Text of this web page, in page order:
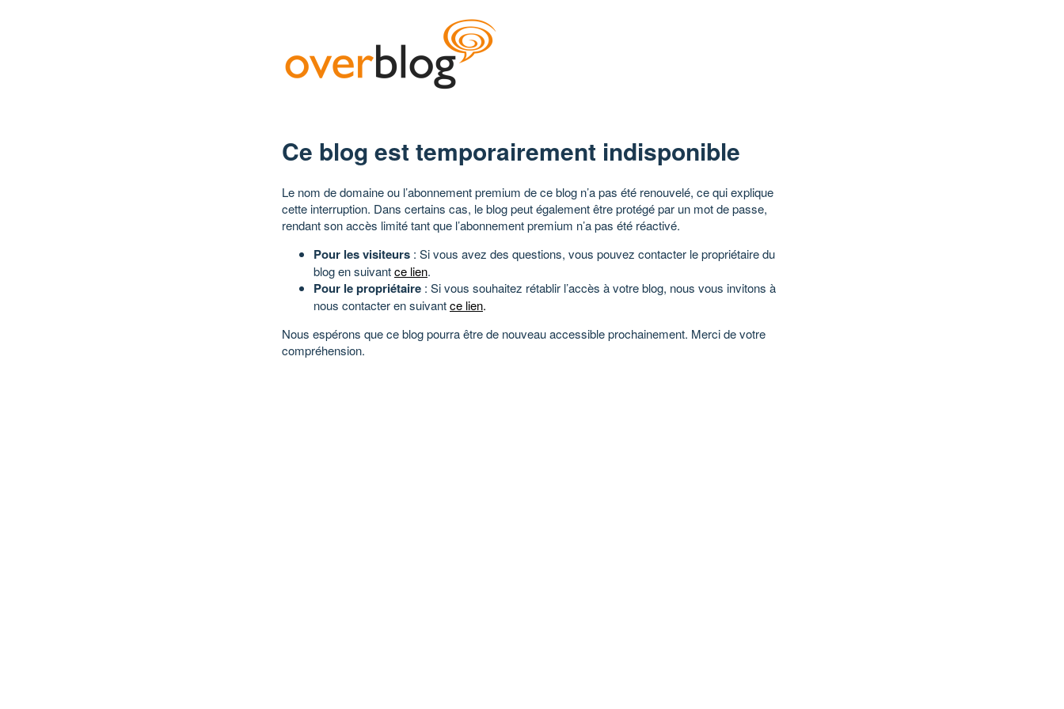
Ce blog est temporairement indisponible
Le nom de domaine ou l’abonnement premium de ce blog n’a pas été renouvelé, ce qui explique
cette interruption. Dans certains cas, le blog peut également être protégé par un mot de passe,
rendant son accès limité tant que l’abonnement premium n’a pas été réactivé.
Pour les visiteurs : Si vous avez des questions, vous pouvez contacter le propriétaire du
blog en suivantce lien.
Pour le propriétaire : Si vous souhaitez rétablir l’accès à votre blog, nous vous invitons à
nous contacter en suivantce lien.
Nous espérons que ce blog pourra être de nouveau accessible prochainement. Merci de votre
compréhension.